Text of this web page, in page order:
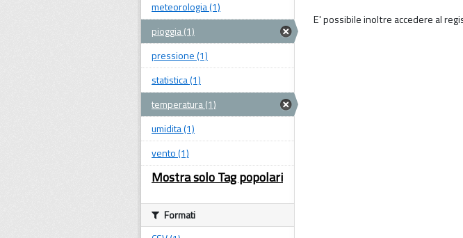
E' possibile inoltre accedere al
meteorologia (1)
pioggia (1)
pressione (1)
statistica (1)
temperatura (1)
umidita (1)
vento (1)
Mostra solo Tag popolari
Formati